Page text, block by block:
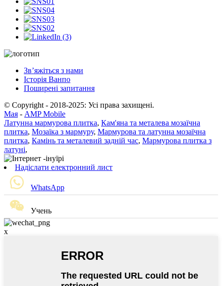
Зв’яжіться з нами
Історія Ванпо
Поширені запитання
© Copyright - 2018-2025: Усі права захищені.
Мая - AMP Mobile
Латунна мармурова плитка, Кам'яна та металева мозаїчна
плитка, Мозаїка з мармуру, Мармурова та латунна мозаїчна
плитка, Камінь та металевий задній час, Мармурова плитка з
латуні,
Надіслати електронний лист
WhatsApp
Учень
x